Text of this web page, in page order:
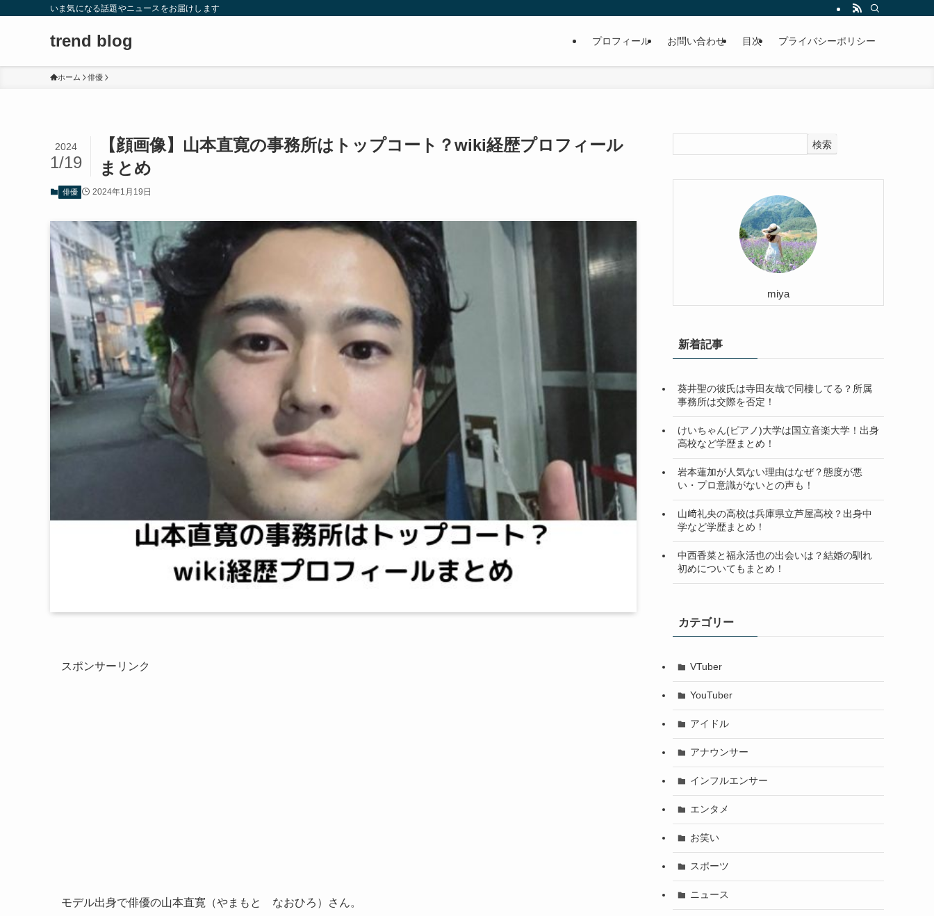
いま気になる話題やニュースをお届けします
trend blog プロフィール お問い合わせ 目次 プライバシーポリシー
ホーム 俳優
【顔画像】山本直寛の事務所はトップコート？wiki経歴プロフィール
まとめ
2024
1/19
俳優 2024年1月19日
スポンサーリンク
モデル出身で俳優の山本直寛（やまもと なおひろ）さん。
検索
miya
新着記事
葵井聖の彼氏は寺田友哉で同棲してる？所属
事務所は交際を否定！
けいちゃん(ピアノ)大学は国立音楽大学！出身
高校など学歴まとめ！
岩本蓮加が人気ない理由はなぜ？態度が悪
い・プロ意識がないとの声も！
山﨑礼央の高校は兵庫県立芦屋高校？出身中
学など学歴まとめ！
中西香菜と福永活也の出会いは？結婚の馴れ
初めについてもまとめ！
カテゴリー
VTuber
YouTuber
アイドル
アナウンサー
インフルエンサー
エンタメ
お笑い
スポーツ
ニュース